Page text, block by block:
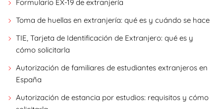
Formulario EX-19 de extranjería
Toma de huellas en extranjería: qué es y cuándo se hace
TIE, Tarjeta de Identificación de Extranjero: qué es y
cómo solicitarla
Autorización de familiares de estudiantes extranjeros en
España
Autorización de estancia por estudios: requisitos y cómo